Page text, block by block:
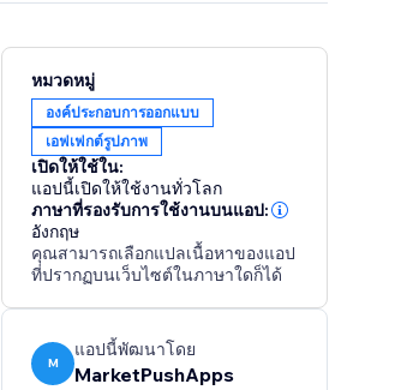
หมวดหมู่
องค์ประกอบการออกแบบ
เอฟเฟกต์รูปภาพ
เปิดให้ใช้ใน:
แอปนี้เปิดให้ใช้งานทั่วโลก
ภาษาที่รองรับการใช้งานบนแอป:
อังกฤษ
คุณสามารถเลือกแปลเนื้อหาของแอป
ที่ปรากฏบนเว็บไซต์ในภาษาใดก็ได้
M
แอปนี้พัฒนาโดย
MarketPushApps